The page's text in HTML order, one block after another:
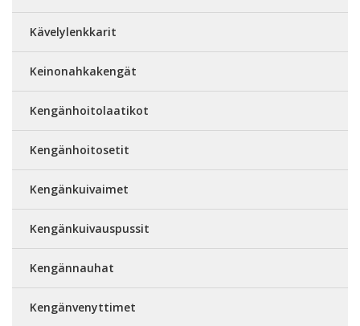
Kävelylenkkarit
Keinonahkakengät
Kengänhoitolaatikot
Kengänhoitosetit
Kengänkuivaimet
Kengänkuivauspussit
Kengännauhat
Kengänvenyttimet